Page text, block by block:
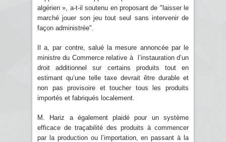
algérien », a-t-il soutenu en proposant de "laisser le
marché jouer son jeu tout seul sans intervenir de
façon administrée".
Il a, par contre, salué la mesure annoncée par le
ministre du Commerce relative à l’instauration d’un
droit additionnel sur certains produits tout en
estimant qu’une telle taxe devrait être durable et
non pas provisoire et toucher tous les produits
importés et fabriqués localement.
M. Hariz a également plaidé pour un système
efficace de traçabilité des produits à commencer
par la production ou l’importation, en passant à la